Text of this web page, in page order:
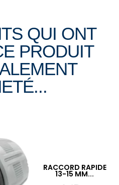
QUI ONT
PRODUIT
RACCORD RAPIDE
13-15 MM...